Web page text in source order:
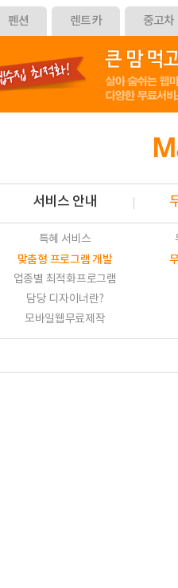
펜션 렌트카 중고차
서비스 안내
특혜 서비스
맞춤형 프로그램 개발
업종별 최적화프로그램
담당 디자이너란?
모바일웹무료제작